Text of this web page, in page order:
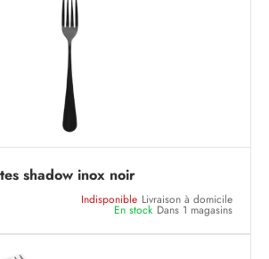
shadow inox noir
Indisponible Livraison à domicile
En stock Dans 1 magasins